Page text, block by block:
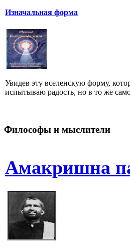
Изначальная форма
Увидев эту вселенскую форму,
испытываю радость, но в то же
Философы и мыслители
Амакришна